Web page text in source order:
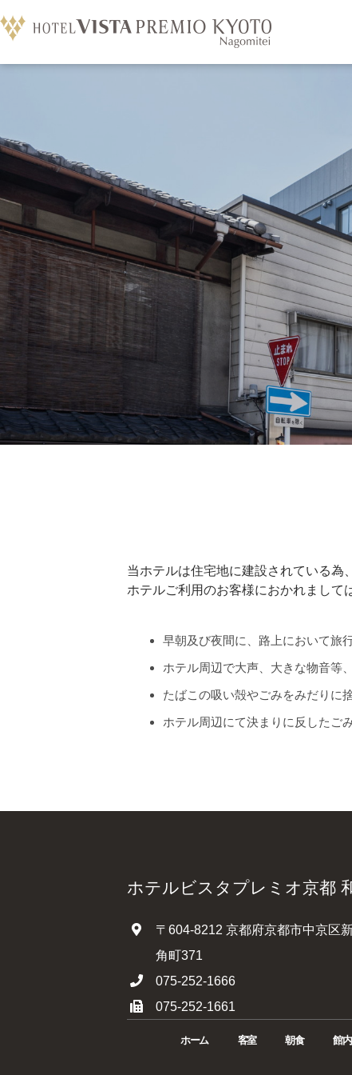
当ホテルは住宅地に建設されている為
ホテルご利用のお客様におかれまして
早朝及び夜間に、路上において旅
ホテル周辺で大声、大きな物音等
たばこの吸い殻やごみをみだりに
ホテル周辺にて決まりに反したご
ホテルビスタプレミオ京都
〒604-8212 京都府京都市中京区
角町371
075-252-1666
075-252-1661
ホーム 客室 朝食 館